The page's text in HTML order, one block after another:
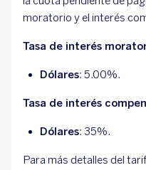
moratorio y el interés
Tasa de interés
Dólares: 5.00%.
Tasa de interés
Dólares: 35%.
Para más detalles del